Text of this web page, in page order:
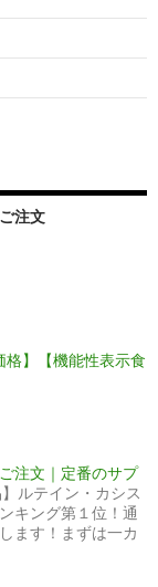
注文
格】【機能性表示食
注文｜定番のサプ
ルテイン・カシス
キング第１位！通
ます！まずは一カ